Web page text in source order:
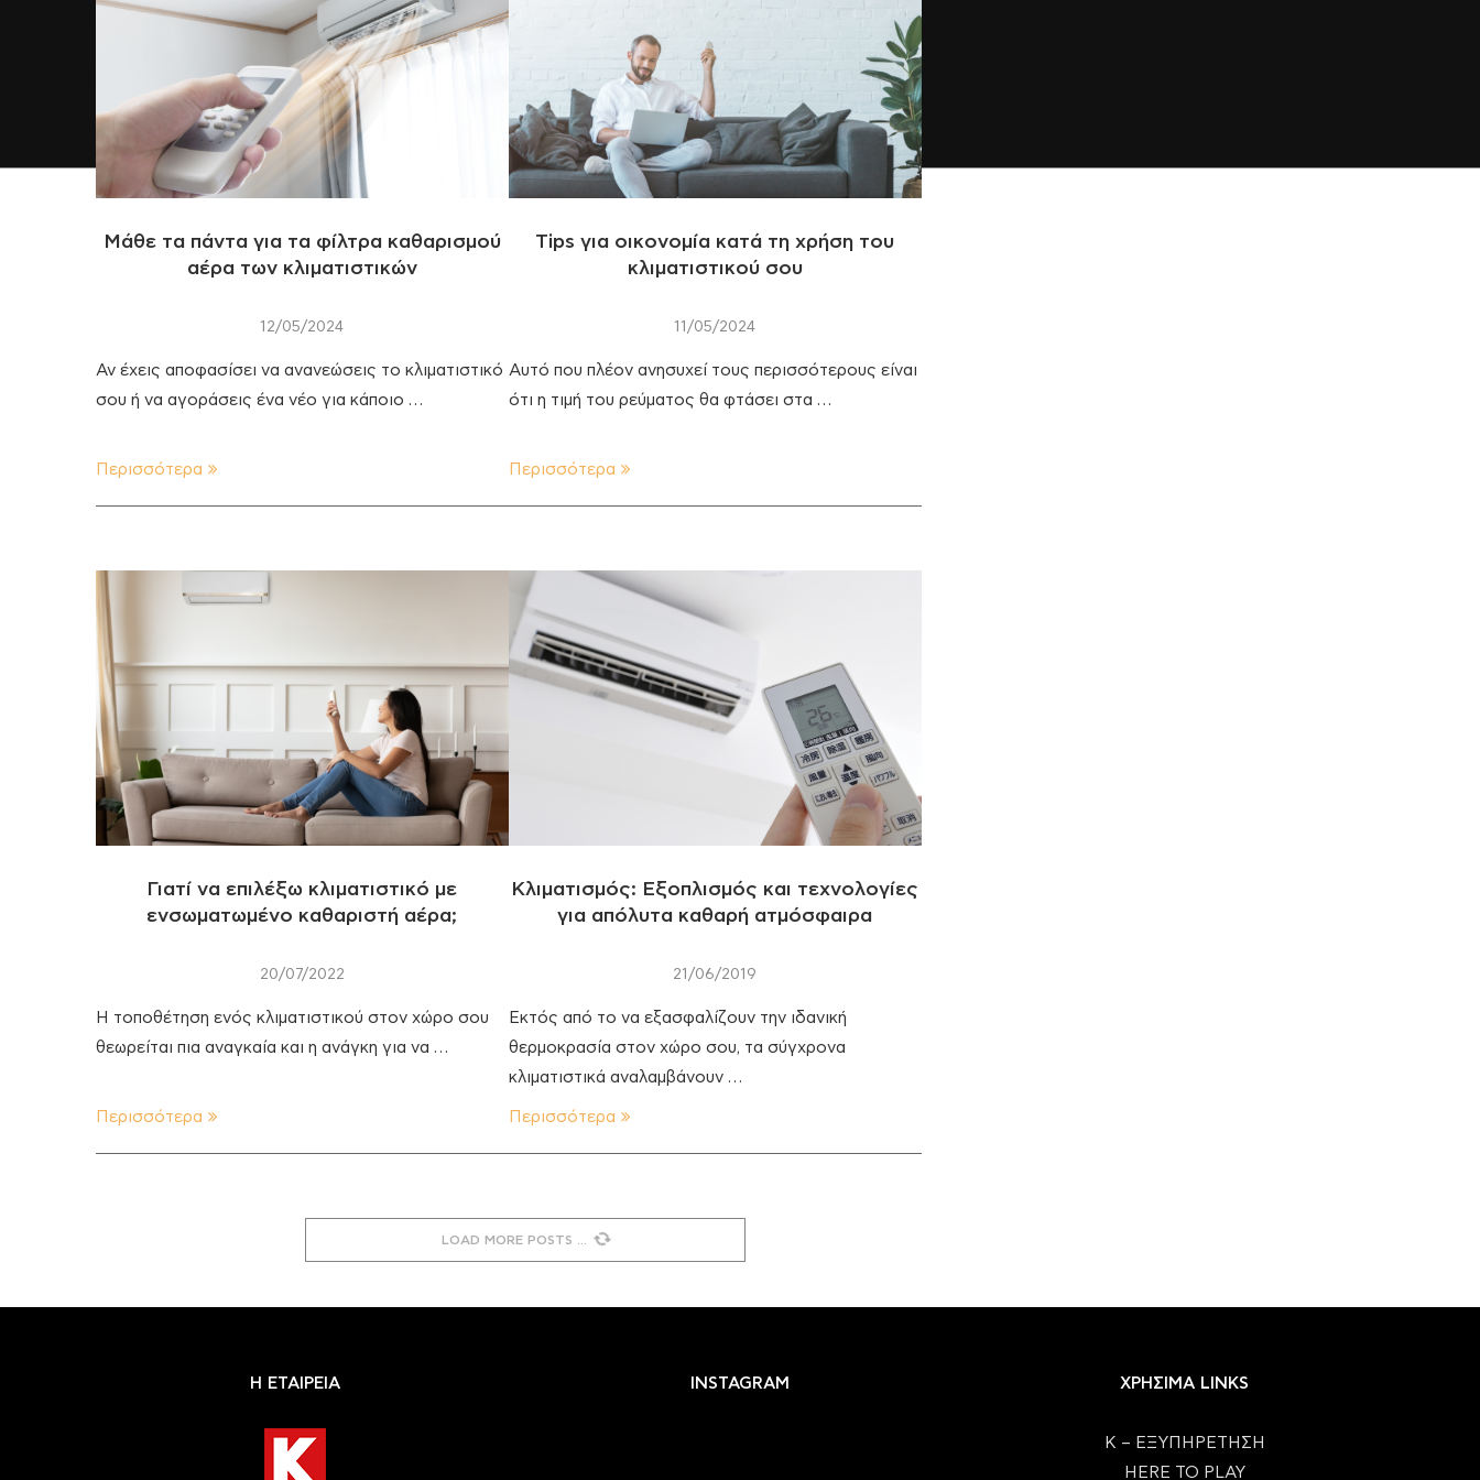
Μάθε τα πάντα για τα φίλτρα καθαρισμού
αέρα των κλιματιστικών
12/05/2024
Αν έχεις αποφασίσει να ανανεώσεις το κλιματιστικό
σου ή να αγοράσεις ένα νέο για κάποιο …
Περισσότερα
Tips για οικονομία κατά τη χρήση του
κλιματιστικού σου
11/05/2024
Αυτό που πλέον ανησυχεί τους περισσότερους είναι
ότι η τιμή του ρεύματος θα φτάσει στα …
Περισσότερα
Γιατί να επιλέξω κλιματιστικό με
ενσωματωμένο καθαριστή αέρα;
20/07/2022
Η τοποθέτηση ενός κλιματιστικού στον χώρο σου
θεωρείται πια αναγκαία και η ανάγκη για να …
Περισσότερα
Κλιματισμός: Εξοπλισμός και τεχνολογίες
για απόλυτα καθαρή ατμόσφαιρα
21/06/2019
Εκτός από το να εξασφαλίζουν την ιδανική
θερμοκρασία στον χώρο σου, τα σύγχρονα
κλιματιστικά αναλαμβάνουν …
Περισσότερα
LOAD MORE POSTS
Η ΕΤΑΙΡΕΙΑ INSTAGRAM ΧΡΗΣΙΜΑ LINKS
Κ – ΕΞΥΠΗΡΕΤΗΣΗ
HERE TO PLAY